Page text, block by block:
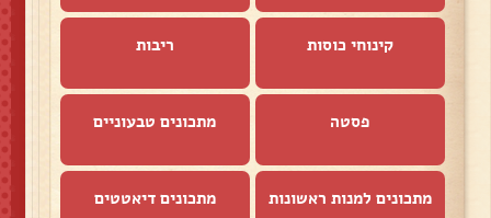
קינוחי כוסות ריבות
פסטה מתכונים טבעוניים
מתכונים למנות ראשונות מתכונים דיאטטים